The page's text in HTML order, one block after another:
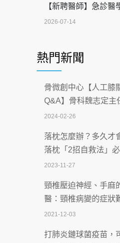
【新聘醫師】急診醫
2026-07-14
科能量
2026-07-08
沒菸酒也瀕臨洗腎？
慣」逆轉腎功能 醫揭
2026-07-08
體溫飆破41度！醫連
致死率達8成
2026-07-07
深耕萬華55年 西園醫
智慧 醫療布局
2026-07-06
【115年臺北市「防
熱門新聞
骨微創中心【人工膝
Q&A】骨科魏志定主
2024-02-26
落枕怎麼辦？多久才
落枕「2招自救法」
2023-11-27
頸椎壓迫神經、手麻
醫：頸椎病變的症狀
2021-12-03
打肺炎鏈球菌疫苗，